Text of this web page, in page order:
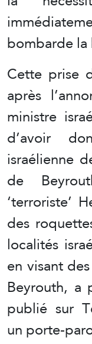
bombarde
Cette prise
après
ministre
d’avoir
israélienne
de
‘terroriste’
des
localités
en visant
Beyrouth, a
publié sur
un porte-